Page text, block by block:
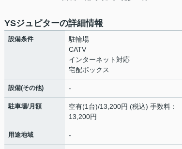
YSジュピターの詳細情報
設備条件
駐輪場
CATV
インターネット対応
宅配ボックス
設備(その他) -
駐車場/月額
空有(1台)/13,200円 (税込) 手数料：
13,200円
用途地域 -